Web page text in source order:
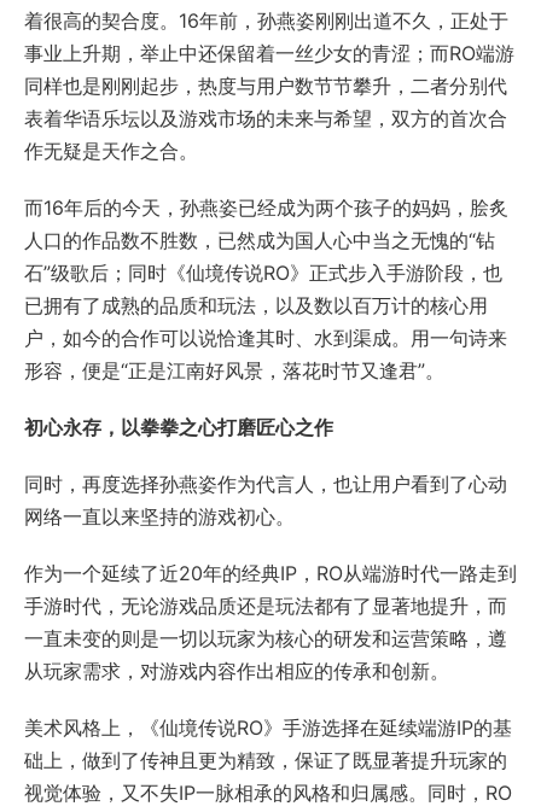
着很高的契合度。16年前，孙燕姿刚刚出道不久，正处于
事业上升期，举止中还保留着一丝少女的青涩；而RO端游
同样也是刚刚起步，热度与用户数节节攀升，二者分别代
表着华语乐坛以及游戏市场的未来与希望，双方的首次合
作无疑是天作之合。
而16年后的今天，孙燕姿已经成为两个孩子的妈妈，脍炙
人口的作品数不胜数，已然成为国人心中当之无愧的“钻
石”级歌后；同时《仙境传说RO》正式步入手游阶段，也
已拥有了成熟的品质和玩法，以及数以百万计的核心用
户，如今的合作可以说恰逢其时、水到渠成。用一句诗来
形容，便是“正是江南好风景，落花时节又逢君”。
初心永存，以拳拳之心打磨匠心之作
同时，再度选择孙燕姿作为代言人，也让用户看到了心动
网络一直以来坚持的游戏初心。
作为一个延续了近20年的经典IP，RO从端游时代一路走到
手游时代，无论游戏品质还是玩法都有了显著地提升，而
一直未变的则是一切以玩家为核心的研发和运营策略，遵
从玩家需求，对游戏内容作出相应的传承和创新。
美术风格上，《仙境传说RO》手游选择在延续端游IP的基
础上，做到了传神且更为精致，保证了既显著提升玩家的
视觉体验，又不失IP一脉相承的风格和归属感。同时，RO